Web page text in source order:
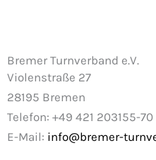
Bremer Turnverband e.V.
Violenstraße 27
28195 Bremen
Telefon: +49 421 203155-70
E-Mail: info@bremer-